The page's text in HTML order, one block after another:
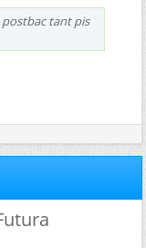
postbac tant pis